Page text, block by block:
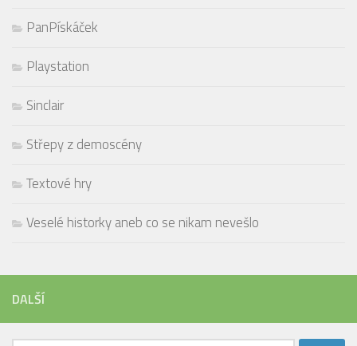
PanPískáček
Playstation
Sinclair
Střepy z demoscény
Textové hry
Veselé historky aneb co se nikam nevešlo
DALŠÍ